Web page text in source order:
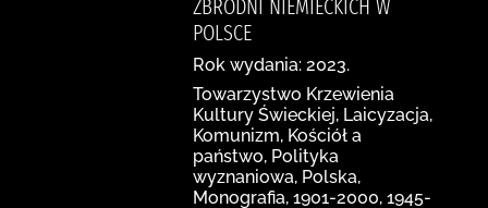
ZBRODNI NIEMIECKICH W
POLSCE
Rok wydania: 2023.
Towarzystwo Krzewienia
Kultury Świeckiej, Laicyzacja,
Komunizm, Kościół a
państwo, Polityka
wyznaniowa, Polska,
Monografia, 1901-2000, 1945-